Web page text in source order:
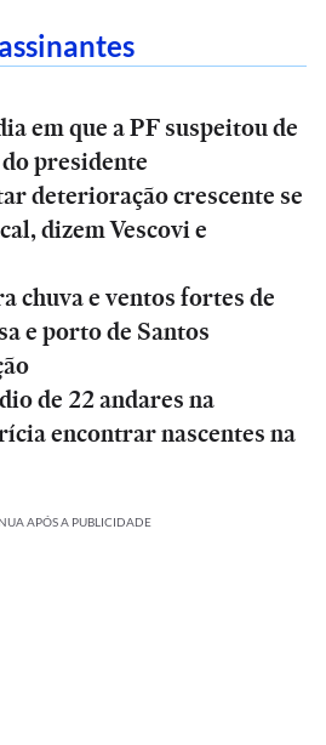
em que a PF suspeitou de
presidente
deterioração crescente se
dizem Vescovi e
chuva e ventos fortes de
e porto de Santos
de 22 andares na
encontrar nascentes na
APÓS A PUBLICIDADE